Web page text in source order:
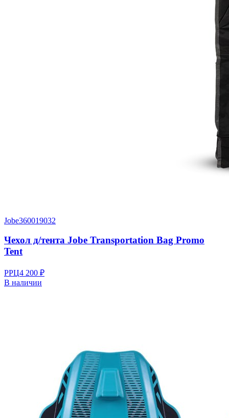
Jobe360019032
Чехол д/тента Jobe Transportation Bag Promo
Tent
РРЦ4 200 ₽
В наличии